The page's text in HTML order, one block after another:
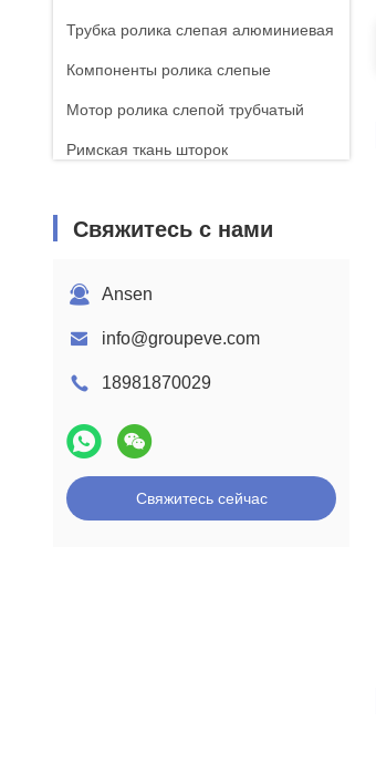
Трубка ролика слепая алюминиевая
Компоненты ролика слепые
Мотор ролика слепой трубчатый
Римская ткань шторок
Свяжитесь с нами
Ansen
info@groupeve.com
18981870029
Свяжитесь сейчас